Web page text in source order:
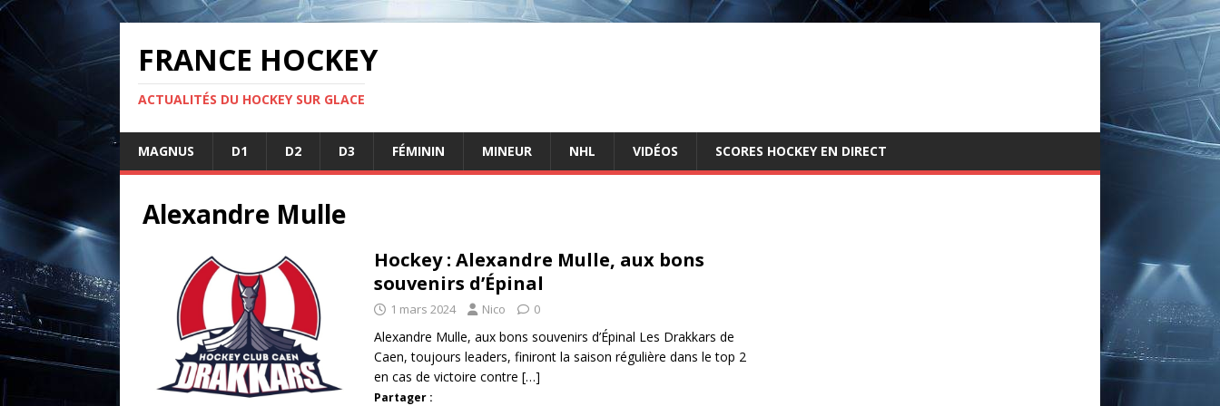
FRANCE HOCKEY
ACTUALITÉS DU HOCKEY SUR GLACE
MAGNUS D1 D2 D3 FÉMININ MINEUR NHL VIDÉOS SCORES HOCKEY EN DIRECT
Alexandre Mulle
Hockey : Alexandre Mulle, aux bons
souvenirs d’Épinal
1 mars 2024 Nico 0
Alexandre Mulle, aux bons souvenirs d’Épinal Les Drakkars de
Caen, toujours leaders, finiront la saison régulière dans le top 2
en cas de victoire contre […]
Partager :